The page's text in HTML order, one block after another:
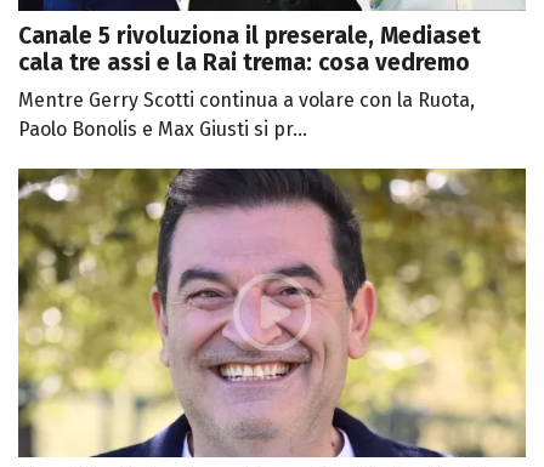
Canale 5 rivoluziona il preserale, Mediaset
cala tre assi e la Rai trema: cosa vedremo
Mentre Gerry Scotti continua a volare con la Ruota,
Paolo Bonolis e Max Giusti si pr...